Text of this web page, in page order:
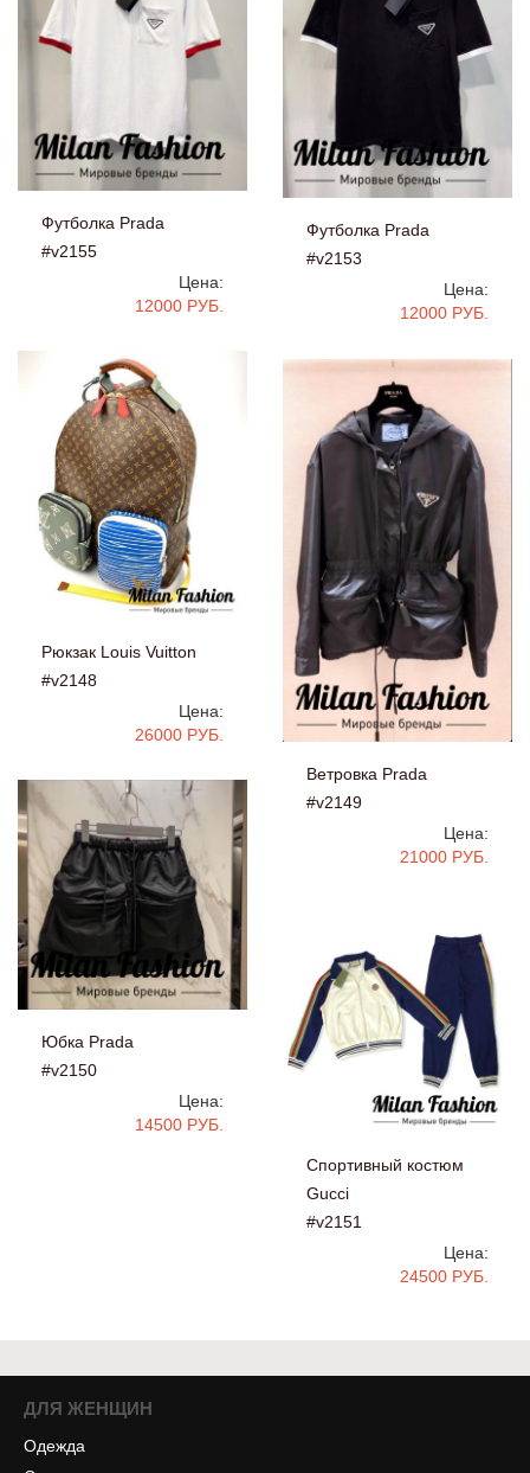
Футболка Prada
#v2155
Цена:
12000 РУБ.
Футболка Prada
#v2153
Цена:
12000 РУБ.
Рюкзак Louis Vuitton
#v2148
Цена:
26000 РУБ.
Ветровка Prada
#v2149
Цена:
21000 РУБ.
Юбка Prada
#v2150
Цена:
14500 РУБ.
Спортивный костюм
Gucci
#v2151
Цена:
24500 РУБ.
ДЛЯ ЖЕНЩИН
Одежда